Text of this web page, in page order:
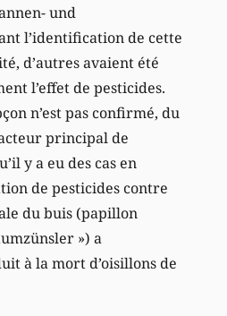
und
l’identification de cette
d’autres avaient été
l’effet de pesticides.
n’est pas confirmé, du
principal de
y a eu des cas en
de pesticides contre
du buis (papillon
») a
à la mort d’oisillons de